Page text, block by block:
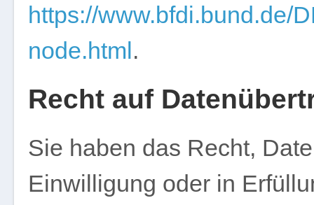
https://www.bfdi.bund.de/
node.html.
Recht auf
Sie haben das Recht,
Einwilligung oder in